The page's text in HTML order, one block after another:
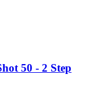
50 -​ 2 Step